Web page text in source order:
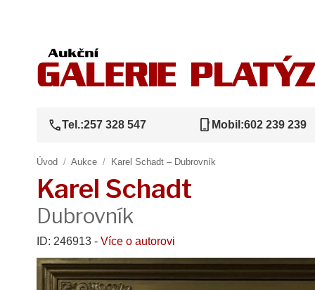
callTel.:257 328 547 phone_iphone Mobil:602 239 239
Úvod / Aukce / Karel Schadt – Dubrovník
Karel Schadt
Dubrovník
ID: 246913 - Více o autorovi